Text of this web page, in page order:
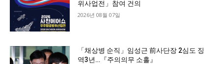
위사업전」참여 건의
2026년 08월 07일
「채상병 순직」임성근 前사단장 2심도 징
역3년…『주의의무 소홀』